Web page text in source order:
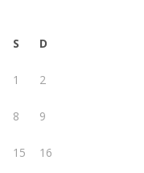
S D
1 2
8 9
15 16